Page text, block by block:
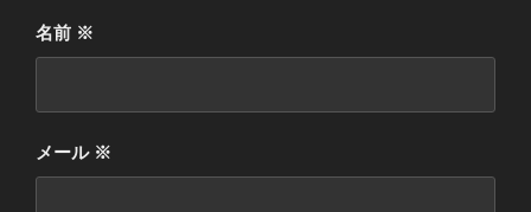
名前 ※
メール ※